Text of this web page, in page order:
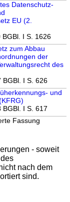
Datenschutz-
EU (2.
BGBl. I S. 1626
zum Abbau
der
des
BGBl. I S. 626
und
BGBl. I S. 617
Fassung
- soweit
nach dem
sind.